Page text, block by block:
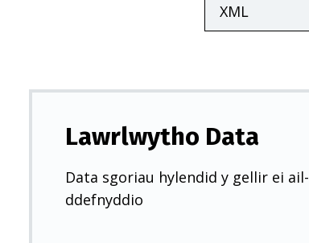
Lawrlwytho Data
Data sgoriau hylendid y gellir ei ail-
ddefnyddio